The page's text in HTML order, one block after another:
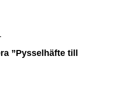
”Pysselhäfte till